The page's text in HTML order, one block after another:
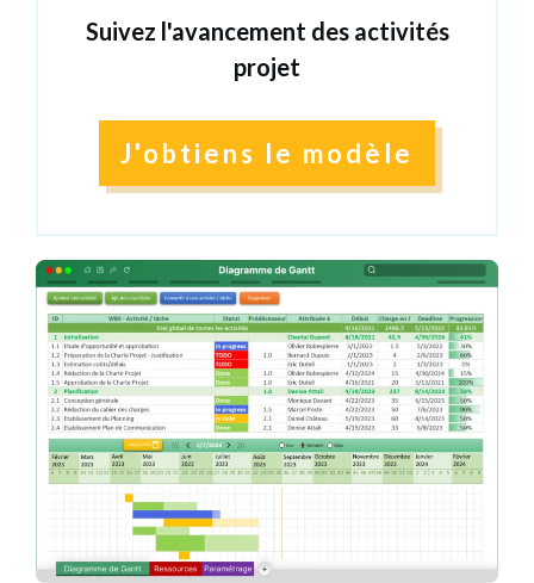
Suivez l'avancement des activités
projet
J'obtiens le modèle